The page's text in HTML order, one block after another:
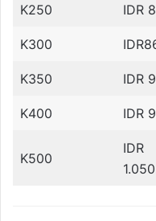
K250 IDR
K300
K350 IDR
K400 IDR
K500
IDR